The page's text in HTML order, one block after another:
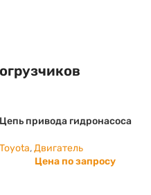
Цепь привода гидронасоса
Toyota,Двигатель
Цена по запросу